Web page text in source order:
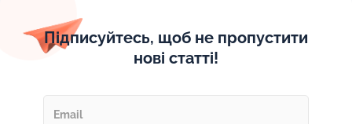
Підписуйтесь, щоб не пропустити
нові статті!